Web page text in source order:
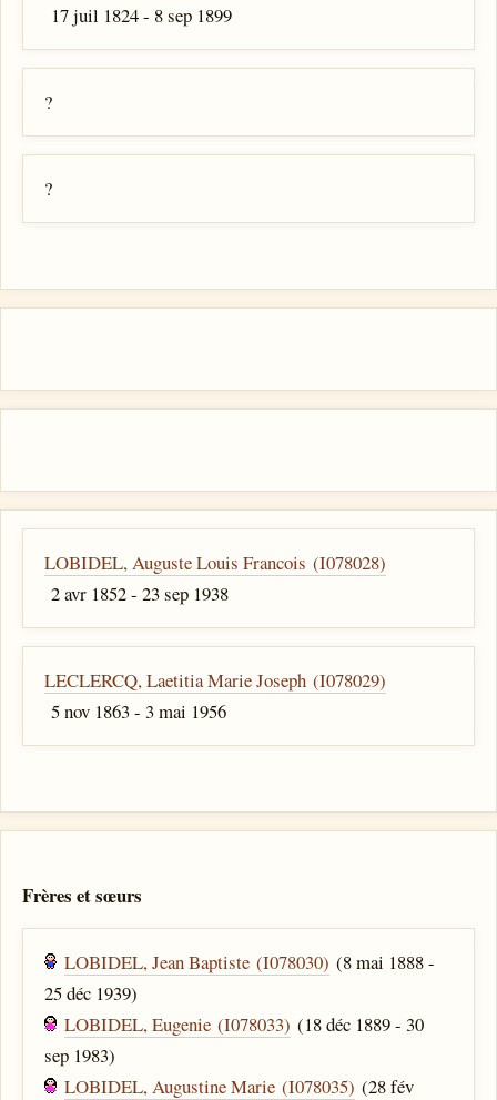
17 juil 1824 - 8 sep 1899
?
?
LOBIDEL, Auguste Louis Francois (I078028)
2 avr 1852 - 23 sep 1938
LECLERCQ, Laetitia Marie Joseph (I078029)
5 nov 1863 - 3 mai 1956
Frères et sœurs
LOBIDEL, Jean Baptiste (I078030) (8 mai 1888 -
25 déc 1939)
LOBIDEL, Eugenie (I078033) (18 déc 1889 - 30
sep 1983)
LOBIDEL, Augustine Marie (I078035) (28 fév